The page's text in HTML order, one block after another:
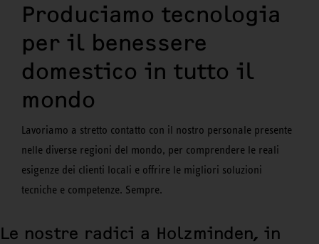
Produciamo tecnologia
per il benessere
domestico in tutto il
mondo
Lavoriamo a stretto contatto con il nostro personale presente
nelle diverse regioni del mondo, per comprendere le reali
esigenze dei clienti locali e offrire le migliori soluzioni
tecniche e competenze. Sempre.
Le nostre radici a Holzminden, in